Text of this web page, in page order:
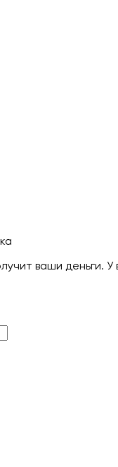
ваши деньги.